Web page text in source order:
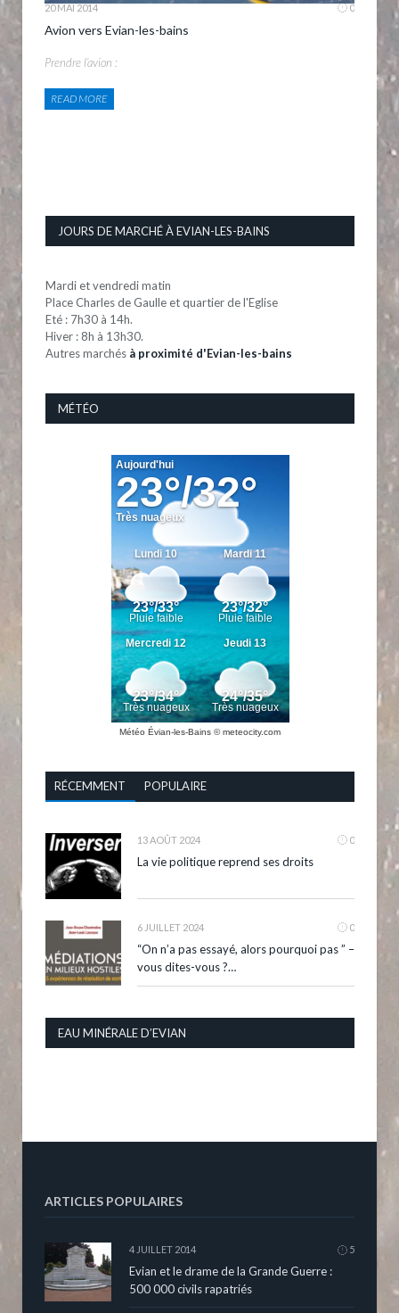
20 MAI 2014 0
Avion vers Evian-les-bains
Prendre l’avion :
READ MORE
JOURS DE MARCHÉ À EVIAN-LES-BAINS
Mardi et vendredi matin
Place Charles de Gaulle et quartier de l'Eglise
Eté : 7h30 à 14h.
Hiver : 8h à 13h30.
Autres marchés à proximité d'Evian-les-bains
MÉTÉO
Météo Évian-les-Bains © meteocity.com
RÉCEMMENT POPULAIRE
13 AOÛT 2024 0
La vie politique reprend ses droits
6 JUILLET 2024 0
“On n’a pas essayé, alors pourquoi pas ” –
vous dites-vous ?…
EAU MINÉRALE D’EVIAN
ARTICLES POPULAIRES
4 JUILLET 2014 5
Evian et le drame de la Grande Guerre :
500 000 civils rapatriés